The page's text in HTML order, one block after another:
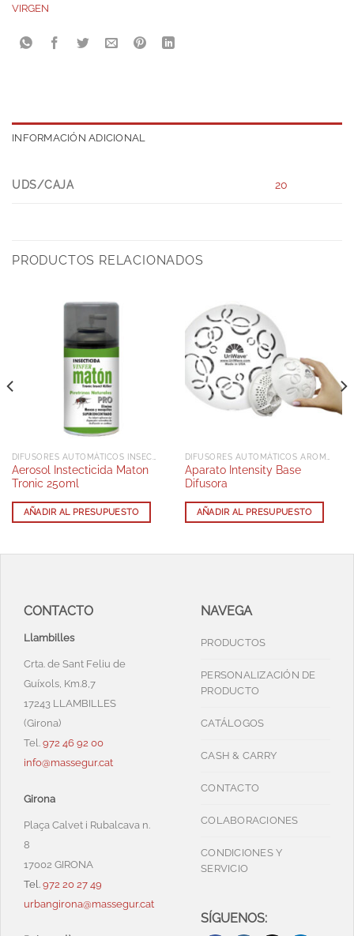
VIRGEN
INFORMACIÓN ADICIONAL
UDS/CAJA 20
PRODUCTOS RELACIONADOS
Aerosol Instecticida Maton
Tronic 250ml
AÑADIR AL PRESUPUESTO
Aparato Intensity Base
Difusora
AÑADIR AL PRESUPUESTO
CONTACTO
Llambilles
Crta. de Sant Feliu de
Guíxols, Km.8,7
17243 LLAMBILLES
(Girona)
Tel. 972 46 92 00
info@massegur.cat
Girona
Plaça Calvet i Rubalcava n.
8
17002 GIRONA
Tel. 972 20 27 49
urbangirona@massegur.cat
NAVEGA
PRODUCTOS
PERSONALIZACIÓN DE
PRODUCTO
CATÁLOGOS
CASH & CARRY
CONTACTO
COLABORACIONES
CONDICIONES Y
SERVICIO
SÍGUENOS: